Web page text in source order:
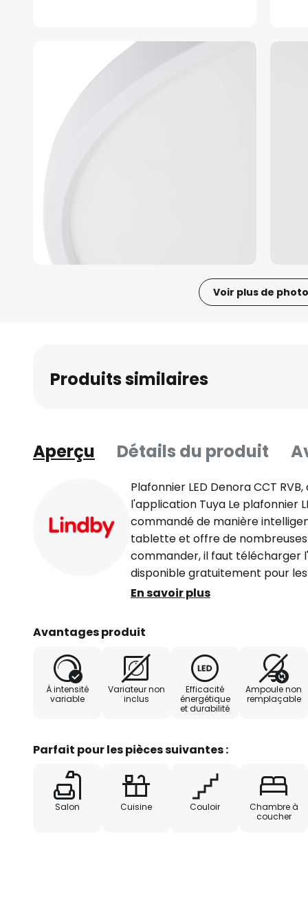
Voir plus de
Produits similaires
Aperçu Détails du produit
Plafonnier LED Denora CCT
l'application Tuya Le plafonnier
commandé de manière
tablette et offre de
commander, il faut télécharger
disponible gratuitement pour
combinaison avec le WLAN ou
différentes couleurs de lumière
les couleurs de lumière colorées
éclairage RVB indirect dans
- éclairage blanc (direct) dans
chaude (3.000 K) à lumière du
En savoir plus
Avantages produit
À intensité
variable
Variateur non
inclus
Efficacité
énergétique
et durabilité
Ampoule non
remplaçable
Parfait pour les pièces suivantes :
Salon Cuisine Couloir
Chambre à
coucher